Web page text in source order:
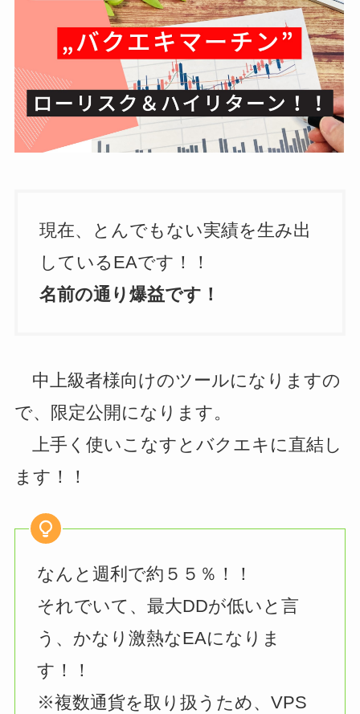
現在、とんでもない実績を生み出
しているEAです！！
名前の通り爆益です！
中上級者様向けのツールになりますの
で、限定公開になります。
上手く使いこなすとバクエキに直結し
ます！！
なんと週利で約５５％！！
それでいて、最大DDが低いと言
う、かなり激熱なEAになりま
す！！
※複数通貨を取り扱うため、VPS